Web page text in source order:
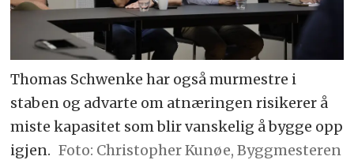
Thomas Schwenke har også murmestre i
staben og advarte om atnæringen risikerer å
miste kapasitet som blir vanskelig å bygge opp
igjen. Foto: Christopher Kunøe, Byggmesteren